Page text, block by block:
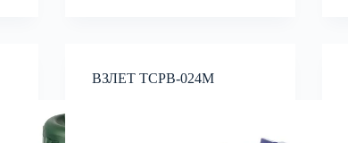
ВЗЛЕТ TСРВ-024M